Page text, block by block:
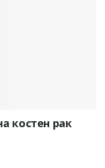
костен рак